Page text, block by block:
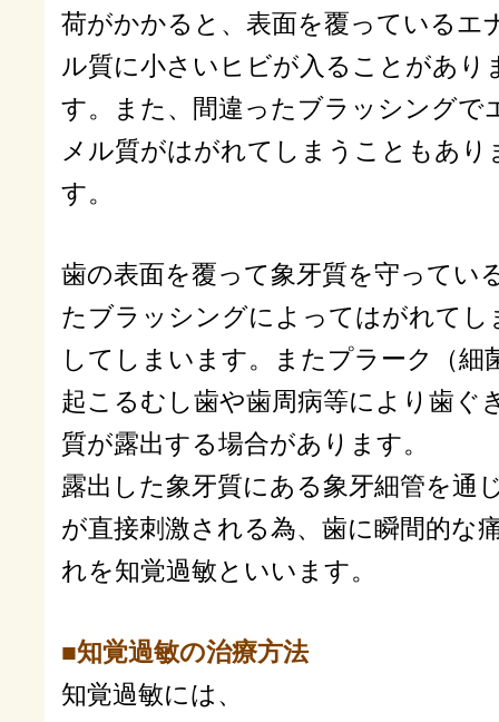
荷がかかると、表面を覆っているエ
ル質に小さいヒビが入ることがあり
す。また、間違ったブラッシングで
メル質がはがれてしまうこともあり
す。
歯の表面を覆って象牙質を守ってい
たブラッシングによってはがれてし
してしまいます。またプラーク（細
起こるむし歯や歯周病等により歯ぐ
質が露出する場合があります。
露出した象牙質にある象牙細管を通
が直接刺激される為、歯に瞬間的な
れを知覚過敏といいます。
■知覚過敏の治療方法
知覚過敏には、